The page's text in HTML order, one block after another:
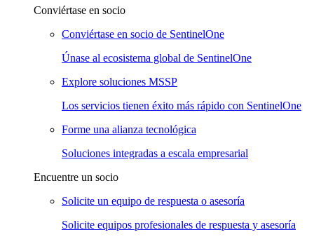
Conviértase en socio
Conviértase en socio de SentinelOne
Únase al ecosistema global de SentinelOne
Explore soluciones MSSP
Los servicios tienen éxito más rápido con SentinelOne
Forme una alianza tecnológica
Soluciones integradas a escala empresarial
Encuentre un socio
Solicite un equipo de respuesta o asesoría
Solicite equipos profesionales de respuesta y asesoría